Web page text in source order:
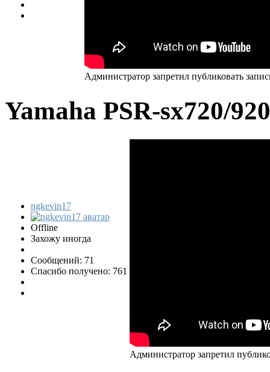
Администратор запретил публиковать
Yamaha PSR-sx720/
ngkevin17
Offline
Захожу иногда
Сообщений: 71
Спасибо получено: 761
Администратор запретил